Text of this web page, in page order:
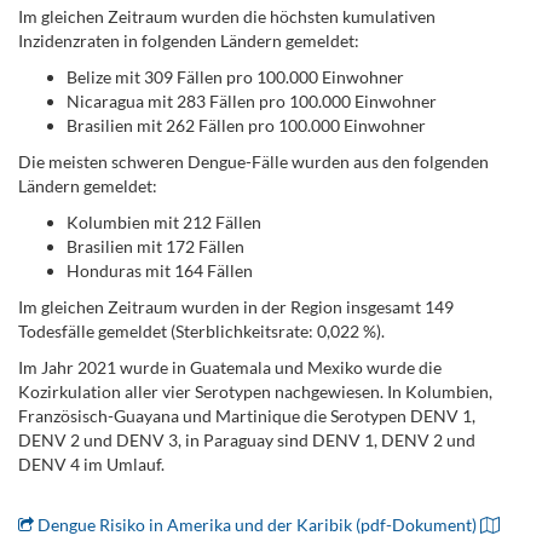
Im gleichen Zeitraum wurden die höchsten kumulativen
Inzidenzraten in folgenden Ländern gemeldet:
Belize mit 309 Fällen pro 100.000 Einwohner
Nicaragua mit 283 Fällen pro 100.000 Einwohner
Brasilien mit 262 Fällen pro 100.000 Einwohner
Die meisten schweren Dengue-Fälle wurden aus den folgenden
Ländern gemeldet:
Kolumbien mit 212 Fällen
Brasilien mit 172 Fällen
Honduras mit 164 Fällen
Im gleichen Zeitraum wurden in der Region insgesamt 149
Todesfälle gemeldet (Sterblichkeitsrate: 0,022 %).
Im Jahr 2021 wurde in Guatemala und Mexiko wurde die
Kozirkulation aller vier Serotypen nachgewiesen. In Kolumbien,
Französisch-Guayana und Martinique die Serotypen DENV 1,
DENV 2 und DENV 3, in Paraguay sind DENV 1, DENV 2 und
DENV 4 im Umlauf.
Dengue Risiko in Amerika und der Karibik (pdf-Dokument)